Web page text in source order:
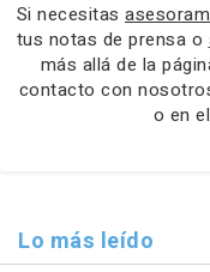
Si necesitas
tus notas de prensa o
más allá de la
contacto con
o en
Lo más leído